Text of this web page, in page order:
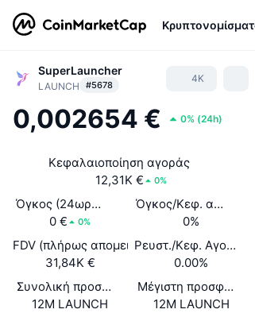
SuperLauncher
LAUNCH #5678
4K
0,002654 € 0% (24h)
Κεφαλαιοποίηση αγοράς
12,31K €
0%
Όγκος (24ωρος)
0 €
0%
Όγκος/Κεφ. αγοράς
0%
FDV (πλήρως απομειωμένη αξία)
31,84K €
Ρευστ./Κεφ. Αγοράς
0.00%
Συνολική προσφορά
12M LAUNCH
Μέγιστη προσφορά
12M LAUNCH